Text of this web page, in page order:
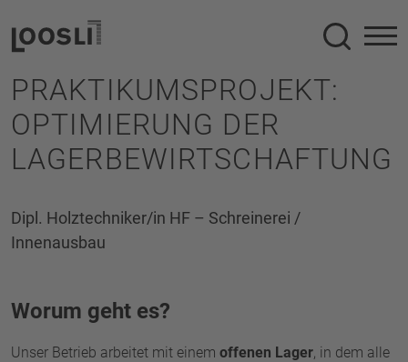
Suche
PRAKTIKUMSPROJEKT:
OPTIMIERUNG DER
LAGERBEWIRTSCHAFTUNG
Dipl. Holztechniker/in HF – Schreinerei /
Innenausbau
Worum geht es?
Unser Betrieb arbeitet mit einem offenen Lager, in dem alle